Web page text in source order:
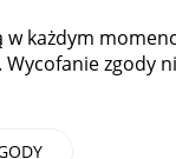
w każdym
zgody